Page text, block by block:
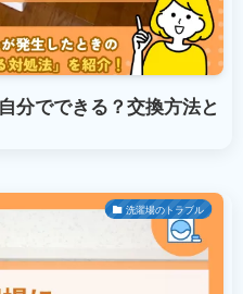
分でできる？交換方法と
洗濯場のトラブル